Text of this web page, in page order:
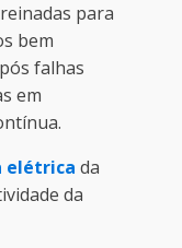
para
bem
falhas
em
elétrica da
da